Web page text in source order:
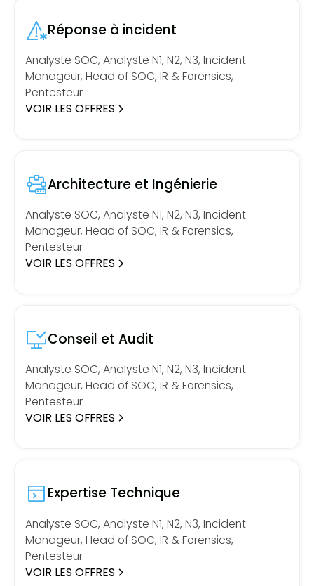
Réponse à incident
Analyste SOC, Analyste N1, N2, N3, Incident
Manageur, Head of SOC, IR & Forensics,
Pentesteur
VOIR LES OFFRES
Architecture et Ingénierie
Analyste SOC, Analyste N1, N2, N3, Incident
Manageur, Head of SOC, IR & Forensics,
Pentesteur
VOIR LES OFFRES
Conseil et Audit
Analyste SOC, Analyste N1, N2, N3, Incident
Manageur, Head of SOC, IR & Forensics,
Pentesteur
VOIR LES OFFRES
Expertise Technique
Analyste SOC, Analyste N1, N2, N3, Incident
Manageur, Head of SOC, IR & Forensics,
Pentesteur
VOIR LES OFFRES